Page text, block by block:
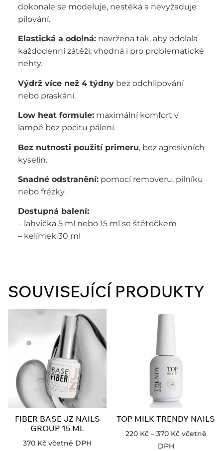
dokonale se modeluje, nestéká a nevyžaduje
pilování.
Elastická a odolná: navržena tak, aby odolala
každodenní zátěži; vhodná i pro problematické
nehty.
Výdrž více než 4 týdny bez odchlipování
nebo praskání.
Low heat formule: maximální komfort v
lampě bez pocitu pálení.
Bez nutnosti použití primeru, bez agresivních
kyselin.
Snadné odstranění: pomocí removeru, pilníku
nebo frézky.
Dostupná balení:
– lahvička 5 ml nebo 15 ml se štětečkem
– kelímek 30 ml
SOUVISEJÍCÍ PRODUKTY
FIBER BASE JZ NAILS
GROUP 15 ML
370 Kč včetně DPH
TOP MILK TRENDY NAILS
220 Kč – 370 Kč včetně
DPH